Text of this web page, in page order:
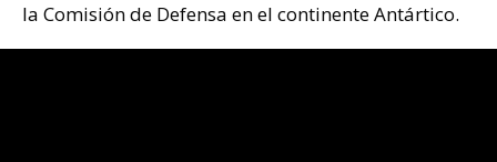
la Comisión de Defensa en el continente Antártico.